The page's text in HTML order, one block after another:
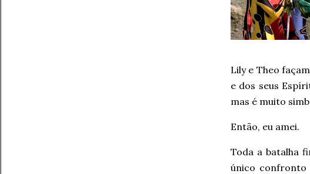
Lily e Theo
e dos seus
mas é muito
Então, eu amei.
Toda a batalha
único confronto